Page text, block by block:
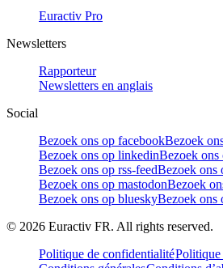
Euractiv Pro
Newsletters
Rapporteur
Newsletters en anglais
Social
Bezoek ons op facebookBezoek
Bezoek ons op linkedinBezoek ons
Bezoek ons op rss-feedBezoek ons
Bezoek ons op mastodonBezoek
Bezoek ons op blueskyBezoek ons
© 2026 Euractiv FR. All rights reserved.
Politique de confidentialitéPolitique